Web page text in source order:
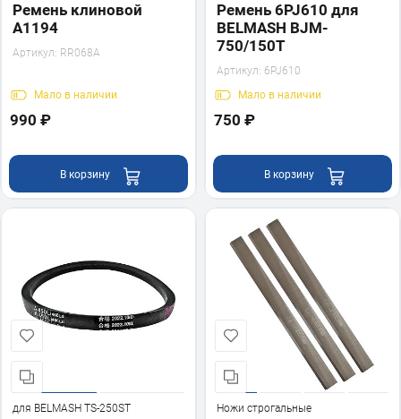
Ремень клиновой
A1194
Артикул: RR068A
Мало в наличии
990 ₽
В корзину
Ремень 6PJ610 для
BELMASH BJM-
750/150T
Артикул: 6PJ610
Мало в наличии
750 ₽
В корзину
для BELMASH TS-250SТ Ножи строгальные